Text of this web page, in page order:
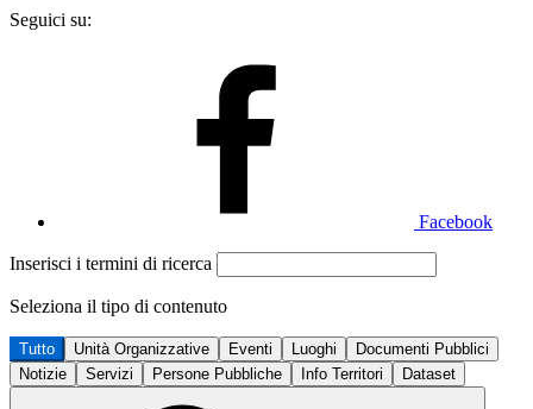
Seguici su:
Facebook
Inserisci i termini di ricerca
Seleziona il tipo di contenuto
Tutto Unità Organizzative Eventi Luoghi
Documenti Pubblici
Notizie
Servizi Persone Pubbliche Info Territori Dataset